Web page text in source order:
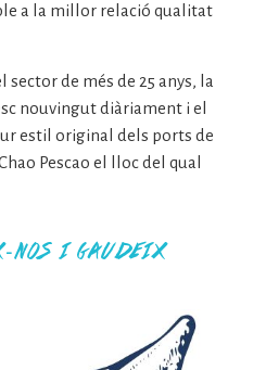
a la millor relació qualitat
sector de més de 25 anys, la
nouvingut diàriament i el
estil original dels ports de
Pescao el lloc del qual
nos i gaudeix